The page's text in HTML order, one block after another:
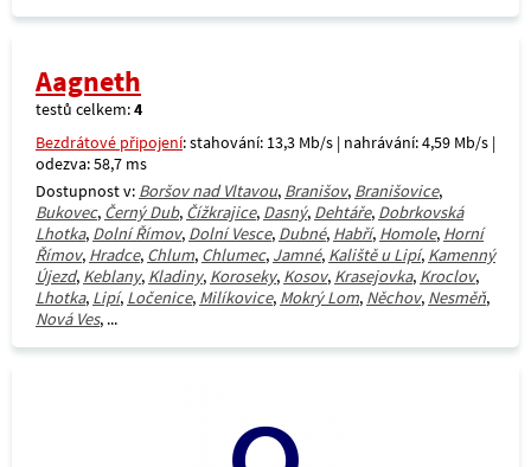
Aagneth
testů celkem:4
Bezdrátové připojení: stahování: 13,3 Mb/s | nahrávání: 4,59 Mb/s |
odezva: 58,7 ms
Dostupnost v: Boršov nad Vltavou, Branišov, Branišovice,
Bukovec, Černý Dub, Čížkrajice, Dasný, Dehtáře, Dobrkovská
Lhotka, Dolní Římov, Dolní Vesce, Dubné, Habří, Homole, Horní
Římov, Hradce, Chlum, Chlumec, Jamné, Kaliště u Lipí, Kamenný
Újezd, Keblany, Kladiny, Koroseky, Kosov, Krasejovka, Kroclov,
Lhotka, Lipí, Ločenice, Milíkovice, Mokrý Lom, Něchov, Nesměň,
Nová Ves, ...